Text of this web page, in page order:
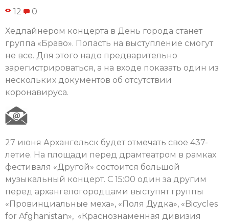
12 0
Хедлайнером концерта в День города станет
группа «Браво». Попасть на выступление смогут
не все. Для этого надо предварительно
зарегистрироваться, а на входе показать один из
нескольких документов об отсутствии
коронавируса.
27 июня Архангельск будет отмечать свое 437-
летие. На площади перед драмтеатром в рамках
фестиваля «Другой» состоится большой
музыкальный концерт. С 15:00 один за другим
перед архангелогородцами выступят группы
«Провинциальные меха», «Поля Дудка», «Bicycles
for Afghanistan», «Краснознаменная дивизия